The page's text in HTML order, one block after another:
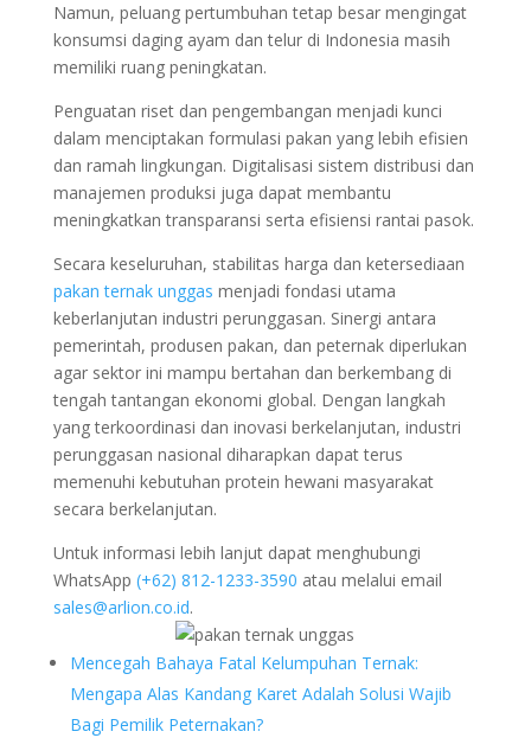
Namun, peluang pertumbuhan tetap besar mengingat
konsumsi daging ayam dan telur di Indonesia masih
memiliki ruang peningkatan.
Penguatan riset dan pengembangan menjadi kunci
dalam menciptakan formulasi pakan yang lebih efisien
dan ramah lingkungan. Digitalisasi sistem distribusi dan
manajemen produksi juga dapat membantu
meningkatkan transparansi serta efisiensi rantai pasok.
Secara keseluruhan, stabilitas harga dan ketersediaan
pakan ternak unggas menjadi fondasi utama
keberlanjutan industri perunggasan. Sinergi antara
pemerintah, produsen pakan, dan peternak diperlukan
agar sektor ini mampu bertahan dan berkembang di
tengah tantangan ekonomi global. Dengan langkah
yang terkoordinasi dan inovasi berkelanjutan, industri
perunggasan nasional diharapkan dapat terus
memenuhi kebutuhan protein hewani masyarakat
secara berkelanjutan.
Untuk informasi lebih lanjut dapat menghubungi
WhatsApp ‪(+62) 812-1233-3590‬ atau melalui email
sales@arlion.co.id.
Mencegah Bahaya Fatal Kelumpuhan Ternak:
Mengapa Alas Kandang Karet Adalah Solusi Wajib
Bagi Pemilik Peternakan?